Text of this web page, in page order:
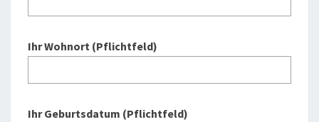
Ihr Wohnort (Pflichtfeld)
Ihr Geburtsdatum (Pflichtfeld)